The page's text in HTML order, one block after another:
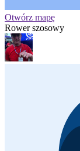
Otwórz mapę
Rower szosowy